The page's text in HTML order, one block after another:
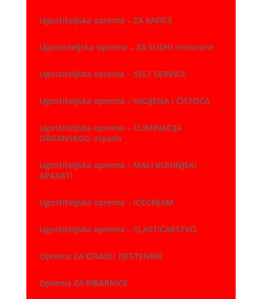
Ugostiteljska oprema – ZA KAFIĆE
Ugostoteljska oprema – ZA SUSHI restorane
Ugostiteljska oprema – SELF SERVICE
Ugostiteljska oprema – HIGIJENA i ČISTOĆA
Ugostiteljska oprema – ELIMINACIJA
ORGANSKOG otpada
Ugostiteljska oprema – MALI KUHINJSKI
APARATI
Ugostiteljska oprema – ICECREAM
Ugostiteljska oprema – SLASTIČARSTVO
Oprema ZA IZRADU TJESTENINE
Oprema ZA RIBARNICE